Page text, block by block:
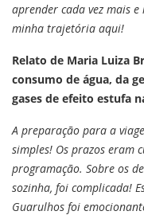
aprender cada vez mais
minha trajetória aqui!
Relato de Maria Luiza
consumo de água, da
gases de efeito estufa
A preparação para a
simples! Os prazos eram
programação. Sobre os
sozinha, foi complicada!
Guarulhos foi